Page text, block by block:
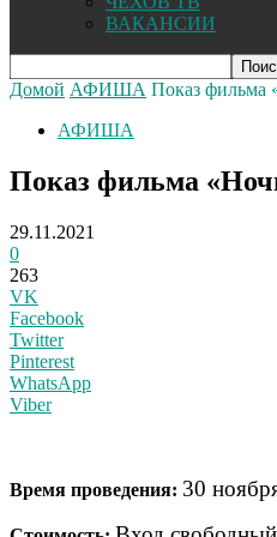
ВАКАНСИИ
Домой АФИША Показ фильма
АФИША
Показ фильма
29.11.2021
0
263
VK
Facebook
Twitter
Pinterest
WhatsApp
Viber
Время проведения: 30